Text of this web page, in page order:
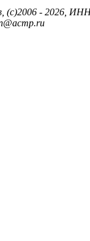
(c)2006 - 2026,